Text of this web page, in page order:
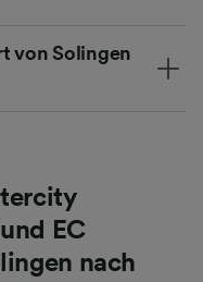
von Solingen
EC
nach